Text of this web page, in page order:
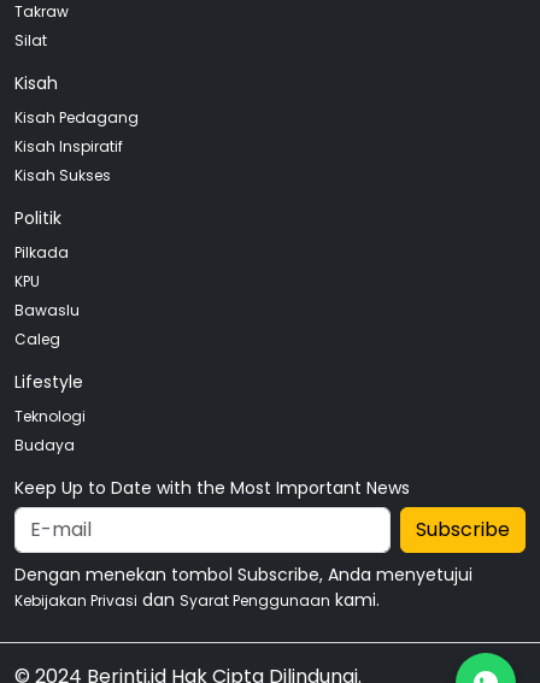
Takraw
Silat
Kisah
Kisah Pedagang
Kisah Inspiratif
Kisah Sukses
Politik
Pilkada
KPU
Bawaslu
Caleg
Lifestyle
Teknologi
Budaya
Keep Up to Date with the Most Important News
Subscribe
Dengan menekan tombol Subscribe, Anda menyetujui
Kebijakan Privasi dan Syarat Penggunaan kami.
© 2024 Berinti.id Hak Cipta Dilindungi.